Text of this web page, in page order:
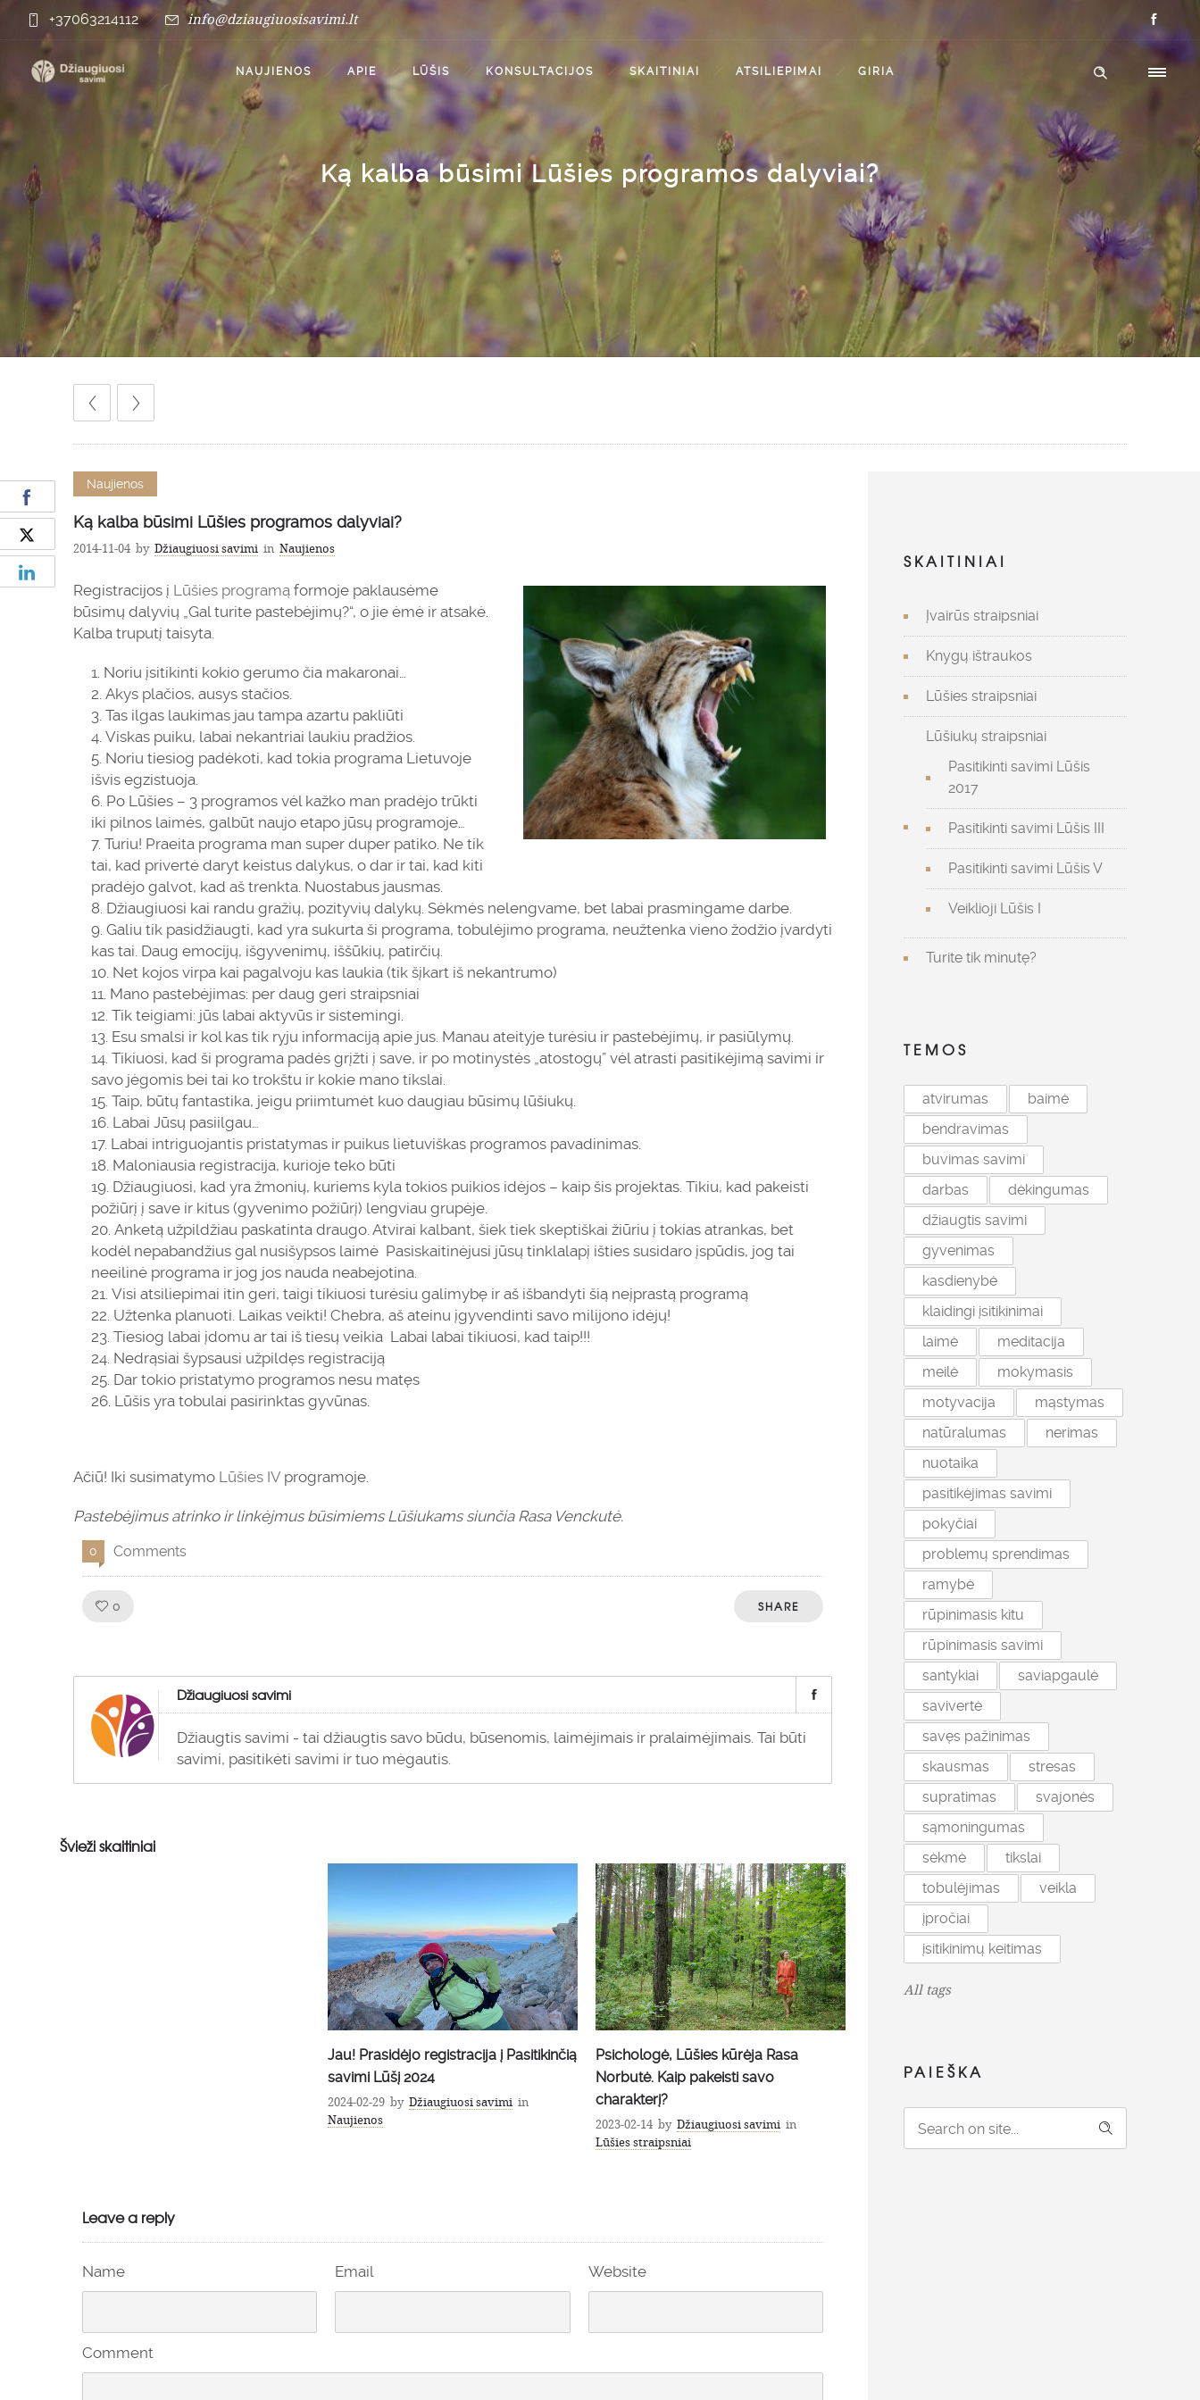
+37063214112 info@dziaugiuosisavimi.lt
NAUJIENOS APIE LŪŠIS KONSULTACIJOS SKAITINIAI ATSILIEPIMAI GIRIA
Ką kalba būsimi Lūšies programos dalyviai?
Naujienos
Ką kalba būsimi Lūšies programos dalyviai?
2014-11-04 by Džiaugiuosi savimi in Naujienos
Registracijos į Lūšies programą formoje paklausėme
būsimų dalyvių „Gal turite pastebėjimų?“, o jie ėmė ir atsakė.
Kalba truputį taisyta.
Noriu įsitikinti kokio gerumo čia makaronai…
Akys plačios, ausys stačios.
Tas ilgas laukimas jau tampa azartu pakliūti
Viskas puiku, labai nekantriai laukiu pradžios.
Noriu tiesiog padėkoti, kad tokia programa Lietuvoje
išvis egzistuoja.
Po Lūšies – 3 programos vėl kažko man pradėjo trūkti
iki pilnos laimės, galbūt naujo etapo jūsų programoje…
Turiu! Praeita programa man super duper patiko. Ne tik
tai, kad privertė daryt keistus dalykus, o dar ir tai, kad kiti
pradėjo galvot, kad aš trenkta. Nuostabus jausmas.
Džiaugiuosi kai randu gražių, pozityvių dalykų. Sėkmės nelengvame, bet labai prasmingame darbe.
Galiu tik pasidžiaugti, kad yra sukurta ši programa, tobulėjimo programa, neužtenka vieno žodžio įvardyti
kas tai. Daug emocijų, išgyvenimų, iššūkių, patirčių.
Net kojos virpa kai pagalvoju kas laukia (tik šįkart iš nekantrumo)
Mano pastebėjimas: per daug geri straipsniai
Tik teigiami: jūs labai aktyvūs ir sistemingi.
Esu smalsi ir kol kas tik ryju informaciją apie jus. Manau ateityje turėsiu ir pastebėjimų, ir pasiūlymų.
Tikiuosi, kad ši programa padės grįžti į save, ir po motinystės „atostogų” vėl atrasti pasitikėjimą savimi ir
savo jėgomis bei tai ko trokštu ir kokie mano tikslai.
Taip, būtų fantastika, jeigu priimtumėt kuo daugiau būsimų lūšiukų.
Labai Jūsų pasiilgau…
Labai intriguojantis pristatymas ir puikus lietuviškas programos pavadinimas.
Maloniausia registracija, kurioje teko būti
Džiaugiuosi, kad yra žmonių, kuriems kyla tokios puikios idėjos – kaip šis projektas. Tikiu, kad pakeisti
požiūrį į save ir kitus (gyvenimo požiūrį) lengviau grupėje.
Anketą užpildžiau paskatinta draugo. Atvirai kalbant, šiek tiek skeptiškai žiūriu į tokias atrankas, bet
kodėl nepabandžius gal nusišypsos laimė Pasiskaitinėjusi jūsų tinklalapį išties susidaro įspūdis, jog tai
neeilinė programa ir jog jos nauda neabejotina.
Visi atsiliepimai itin geri, taigi tikiuosi turėsiu galimybę ir aš išbandyti šią neįprastą programą
Užtenka planuoti. Laikas veikti! Chebra, aš ateinu įgyvendinti savo milijono idėjų!
Tiesiog labai įdomu ar tai iš tiesų veikia Labai labai tikiuosi, kad taip!!!
Nedrąsiai šypsausi užpildęs registraciją
Dar tokio pristatymo programos nesu matęs
Lūšis yra tobulai pasirinktas gyvūnas.
Ačiū! Iki susimatymo Lūšies IV programoje.
Pastebėjimus atrinko ir linkėjmus būsimiems Lūšiukams siunčia Rasa Venckutė.
0 Comments
0 SHARE
Džiaugiuosi savimi
Džiaugtis savimi - tai džiaugtis savo būdu, būsenomis, laimėjimais ir pralaimėjimais. Tai būti
savimi, pasitikėti savimi ir tuo mėgautis.
Švieži skaitiniai
0 0
Psichologė, Lūšies kūrėja Rasa
Norbutė. Kaip pakeisti savo
charakterį?
2023-02-14
Psichologė, Lūšies kūrėja Rasa
Norbutė. Ką užmirštame siekdami
didžių pokyčių ir svajonių?
2023-02-08 by Džiaugiuosi savimi in
Lūšies straipsniai
Leave a reply
Name Email Website
Comment
SKAITINIAI
Įvairūs straipsniai
Knygų ištraukos
Lūšies straipsniai
Lūšiukų straipsniai
Pasitikinti savimi Lūšis
2017
Pasitikinti savimi Lūšis III
Pasitikinti savimi Lūšis V
Veiklioji Lūšis I
Turite tik minutę?
TEMOS
atvirumas
baimė
bendravimas
buvimas savimi
darbas
dėkingumas
džiaugtis savimi
gyvenimas
kasdienybė
klaidingi įsitikinimai
laimė
meditacija
meilė
mokymasis
motyvacija
mąstymas
natūralumas
nerimas
nuotaika
pasitikėjimas savimi
pokyčiai
problemų sprendimas
ramybė
rūpinimasis kitu
rūpinimasis savimi
santykiai
saviapgaulė
savivertė
savęs pažinimas
skausmas
stresas
supratimas
svajonės
sąmoningumas
sėkmė
tikslai
tobulėjimas
veikla
įpročiai
įsitikinimų keitimas
All tags
PAIEŠKA